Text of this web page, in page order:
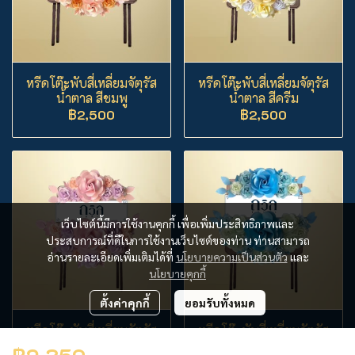
หรีดโต๊ะพับสี่เหลี่ยมจัตุรัส
น้ำตาล สีชมพู
฿2,500
หรีดโต๊ะพับสี่เหลี่ยมจัตุรัส
น้ำตาล สีครีม
฿2,500
หรีดโต๊ะพับสี่เหลี่ยมจัตุรัส
หรีดโต๊ะพับสี่เหลี่ยมจัตุรัส
เว็บไซต์นี้มีการใช้งานคุกกี้ เพื่อเพิ่มประสิทธิภาพและ
ประสบการณ์ที่ดีในการใช้งานเว็บไซต์ของท่าน ท่านสามารถ
อ่านรายละเอียดเพิ่มเติมได้ที่ นโยบายความเป็นส่วนตัวและ
นโยบายคุกกี้
ตั้งค่าคุกกี้ ยอมรับทั้งหมด